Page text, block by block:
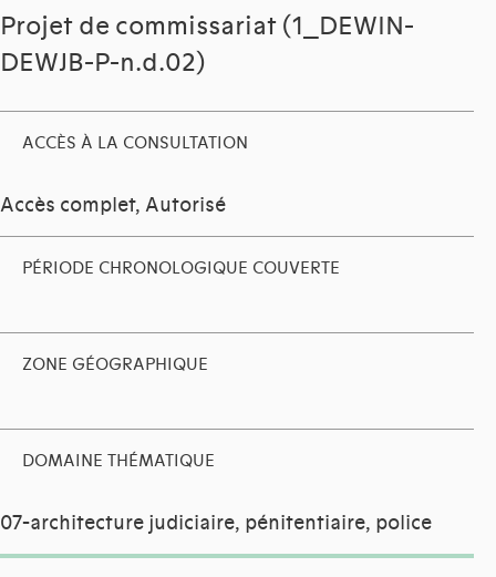
Projet de commissariat (1_DEWIN-
DEWJB-P-n.d.02)
ACCÈS À LA CONSULTATION
Accès complet, Autorisé
PÉRIODE CHRONOLOGIQUE COUVERTE
ZONE GÉOGRAPHIQUE
DOMAINE THÉMATIQUE
07-architecture judiciaire, pénitentiaire, police